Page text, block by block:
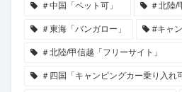
＃中国「ペット可」 ＃北陸/
＃東海「バンガロー」 #キャ
＃北陸/甲信越「フリーサイト」
＃四国「キャンピングカー乗り入れ